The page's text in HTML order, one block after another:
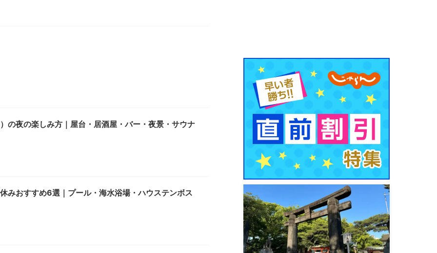
の夜の楽しみ方｜屋台・居酒屋・バー・夜景・サウナ
みおすすめ6選｜プール・海水浴場・ハウステンボス